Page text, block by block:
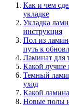
Как и чем
укладке
Укладка
инструкция
Пол из
путь к
Ламинат для
Какой лучше
Темный
уход
Какой
Новые полы